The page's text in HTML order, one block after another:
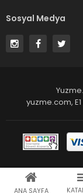
ANA SAYFA
Sosyal Medya
yuzme.com,